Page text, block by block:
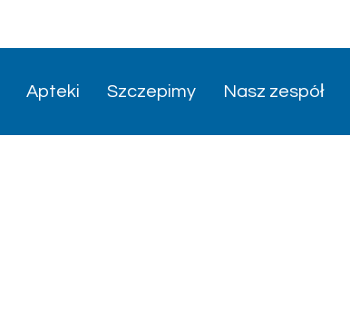
Apteki Szczepimy Nasz zespół